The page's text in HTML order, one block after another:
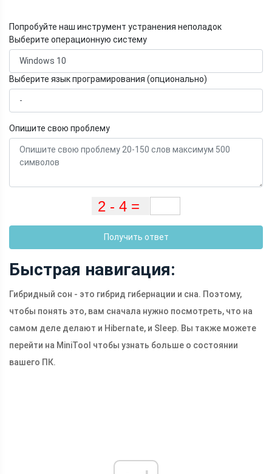
Попробуйте наш инструмент устранения неполадок
Выберите операционную систему
Выберите язык програмирования (опционально)
Опишите свою проблему
Получить ответ
Быстрая навигация:
Гибридный сон - это гибрид гибернации и сна. Поэтому,
чтобы понять это, вам сначала нужно посмотреть, что на
самом деле делают и Hibernate, и Sleep. Вы также можете
перейти на MiniTool чтобы узнать больше о состоянии
вашего ПК.